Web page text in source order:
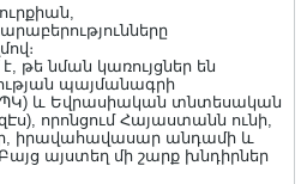
թե նման կառույցներ են
պայմանագրի
և Եվրասիական տնտեսական
որոնցում Հայաստանն ունի,
անդամի և
այստեղ մի շարք խնդիրներ